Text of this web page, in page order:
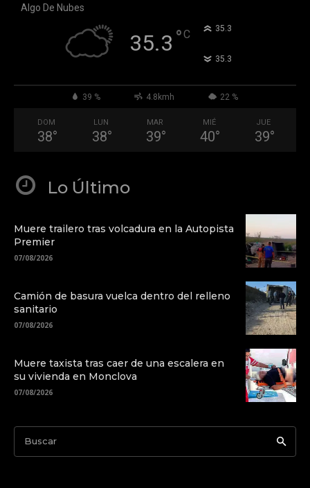
Algo De Nubes
35.3 °C 35.3
35.3
39 % 4.8kmh 22 %
DOM
38°
LUN
38°
MAR
39°
MIÉ
40°
JUE
39°
Lo Último
Muere trailero tras volcadura en la Autopista
Premier
07/08/2026
Camión de basura vuelca dentro del relleno
sanitario
07/08/2026
Muere taxista tras caer de una escalera en
su vivienda en Monclova
07/08/2026
Buscar